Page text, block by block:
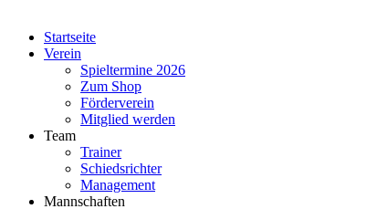
Startseite
Verein
Spieltermine 2026
Zum Shop
Förderverein
Mitglied werden
Team
Trainer
Schiedsrichter
Management
Mannschaften